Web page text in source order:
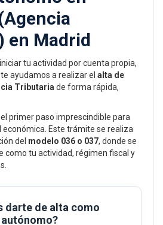
en Madrid
tu actividad por cuenta propia,
te ayudamos a realizar el alta de
Tributaria de forma rápida,
primer paso imprescindible para
Este trámite se realiza
del modelo 036 o 037, donde se
como tu actividad, régimen fiscal y
darte de alta como
autónomo?